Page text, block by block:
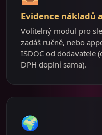
Evidence nákladů
Volitelný modul pro
zadáš ručně, nebo
ISDOC od dodavatele
DPH doplní sama).
🌍